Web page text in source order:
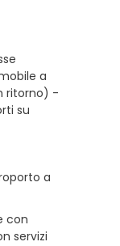
a
ritorno) -
su
a
con
servizi